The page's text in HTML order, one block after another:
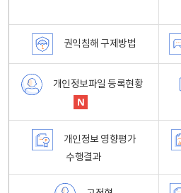
권익침해 구제방법
개인정보파일 등록현황
개인정보 영향평가
수행결과